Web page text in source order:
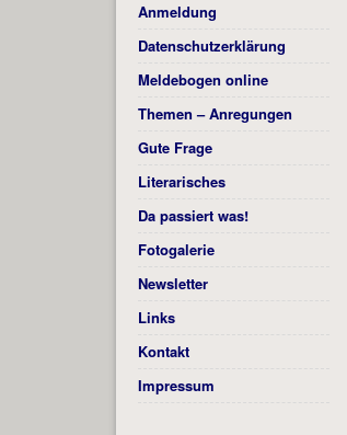
Anmeldung
Datenschutzerklärung
Meldebogen online
Themen – Anregungen
Gute Frage
Literarisches
Da passiert was!
Fotogalerie
Newsletter
Links
Kontakt
Impressum